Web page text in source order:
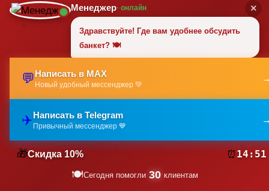
Организация свадеб под ключ
Украшение зала и декор
Подбор площадок для меропирятий
Ведущий на мероприятие
Заказать диджея на
мероприятие
Организация трансфера
Координация мероприятий
Свадебный распорядитель
×
🎉
✨
Менеджер· онлайн
Здравствуйте! Где вам удобнее обсудить
банкет? 🍽️
💬Написать в MAX
Новый удобный мессенджер 💚
✈️Написать в Telegram
Привычный мессенджер 💙
🎁Скидка 10% ⏰ 14:50
🍽️Сегодня помогли 30 клиентам